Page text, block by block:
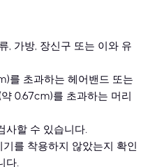
, 가방, 장신구 또는 이와 유
를 초과하는 헤어밴드 또는
0.67cm)를 초과하는 머리
사할 수 있습니다.
를 착용하지 않았는지 확인
다.